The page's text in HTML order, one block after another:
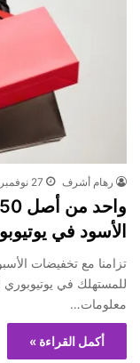
رهام أشرف 27 نوفمبر، 2023
الأسود في
تزامنا مع تخفيضات
للمستهلك في يوتيوبوري
معلومات…
أكمل القراءة »